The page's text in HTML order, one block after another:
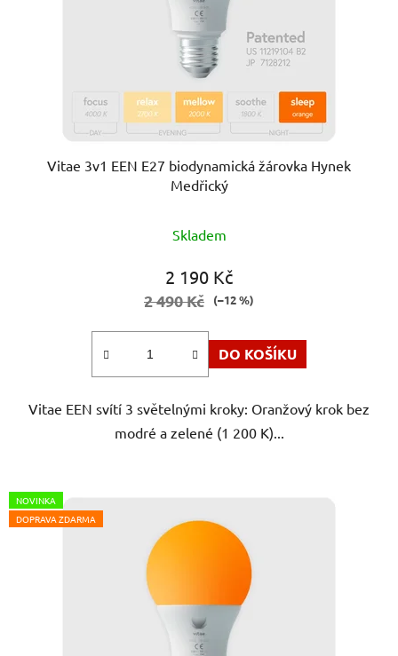
Vitae 3v1 EEN E27 biodynamická žárovka Hynek
Medřický
hodnocení
produktu
je
Skladem
2 190 Kč
2 490 Kč (–12 %)
DO KOŠÍKU
Vitae EEN svítí 3 světelnými kroky: Oranžový krok bez
modré a zelené (1 200 K)...
NOVINKA
DOPRAVA ZDARMA